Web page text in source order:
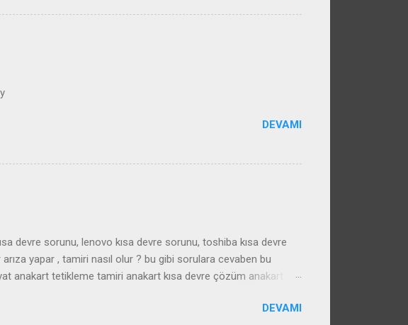
DEVAMI
devre sorunu, lenovo kısa devre sorunu, toshiba kısa devre
yapar , tamiri nasıl olur ? bu gibi sorulara cevaben bu
anakart tetikleme tamiri anakart kısa devre çözüm anakart
DEVAMI